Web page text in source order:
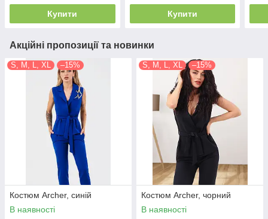
Купити Купити
Акційні пропозиції та новинки
S, M, L, XL –15%
Костюм Archer, синій
В наявності
S, M, L, XL –15%
Костюм Archer, чорний
В наявності